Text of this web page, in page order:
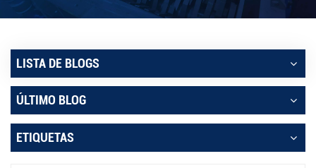
Русский
Español
بالعربية
Français
Português
LISTA DE BLOGS
ÚLTIMO BLOG
ETIQUETAS